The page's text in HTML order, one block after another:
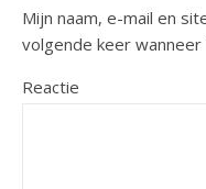
Mijn naam, e-mail en
volgende keer
Reactie